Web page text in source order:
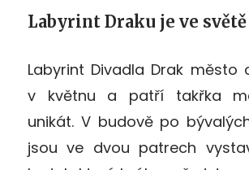
Labyrint Draku je ve
Labyrint Divadla Drak město
v květnu a patří takřka
unikát. V budově po
jsou ve dvou patrech